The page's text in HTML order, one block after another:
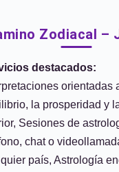
Zodiacal –
destacados:
orientadas
la prosperidad y
Sesiones de
chat o
país, Astrología